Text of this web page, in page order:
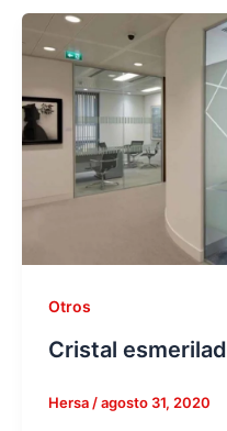
Otros
Cristal
Hersa /agosto 31, 2020